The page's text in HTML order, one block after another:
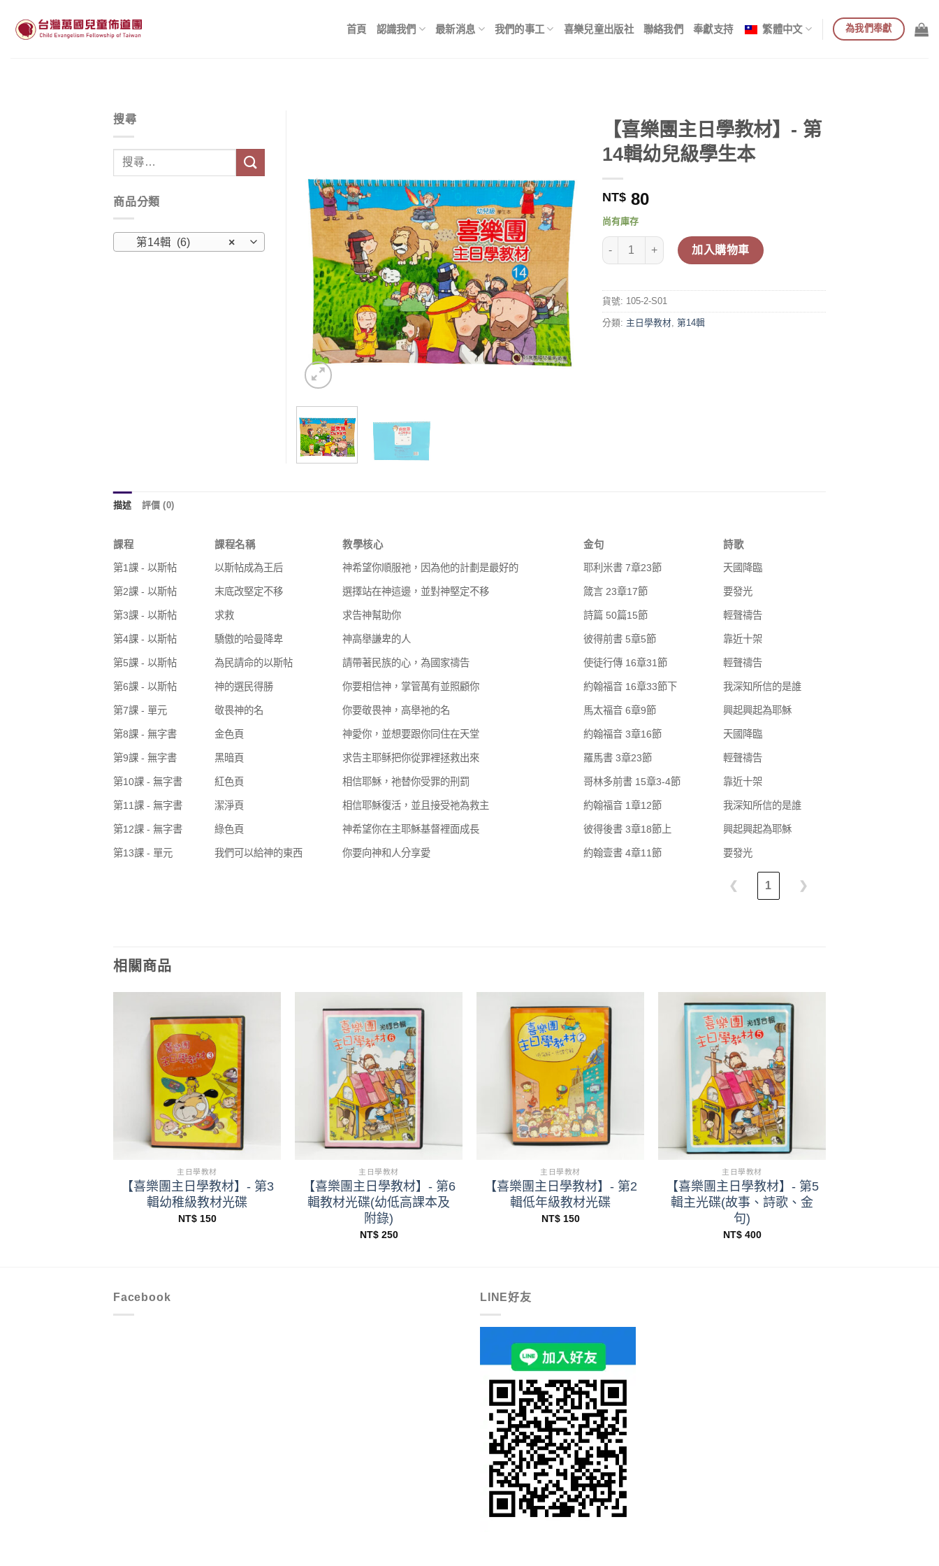
content
首頁 認識我們 最新消息 我們的事工 喜樂兒童出版社 聯絡我們 奉獻支持 繁體中文 為我們奉獻
【喜樂團主日學教材】- 第
14輯幼兒級學生本
NT$ 80
尚有庫存
【喜樂團主日學教材】- 第14輯幼兒級學生本 數量
加入購物車
貨號: 105-2-S01
分類: 主日學教材 第14輯
搜尋
鍵
字:
商品分類
×
第14輯 (6)
描述 評價 (0)
課程 課程名稱 教學核心 金句 詩歌
第1課 - 以斯帖 以斯帖成為王后 神希望你順服祂，因為他的計劃是最好的 耶利米書 7章23節 天國降臨
第2課 - 以斯帖 末底改堅定不移 選擇站在神這邊，並對神堅定不移 箴言 23章17節 要發光
第3課 - 以斯帖 求救 求告神幫助你 詩篇 50篇15節 輕聲禱告
第4課 - 以斯帖 驕傲的哈曼降卑 神高舉謙卑的人 彼得前書 5章5節 靠近十架
第5課 - 以斯帖 為民請命的以斯帖 請帶著民族的心，為國家禱告 使徒行傳 16章31節 輕聲禱告
第6課 - 以斯帖 神的選民得勝 你要相信神，掌管萬有並照顧你 約翰福音 16章33節下 我深知所信的是誰
第7課 - 單元 敬畏神的名 你要敬畏神，高舉祂的名 馬太福音 6章9節 興起興起為耶穌
第8課 - 無字書 金色頁 神愛你，並想要跟你同住在天堂 約翰福音 3章16節 天國降臨
第9課 - 無字書 黑暗頁 求告主耶稣把你從罪裡拯救出來 羅馬書 3章23節 輕聲禱告
第10課 - 無字書 紅色頁 相信耶穌，祂替你受罪的刑罰 哥林多前書 15章3-4節 靠近十架
第11課 - 無字書 潔淨頁 相信耶穌復活，並且接受祂為救主 約翰福音 1章12節 我深知所信的是誰
第12課 - 無字書 綠色頁 神希望你在主耶穌基督裡面成長 彼得後書 3章18節上 興起興起為耶穌
第13課 - 單元 我們可以給神的東西 你要向神和人分享愛 約翰壹書 4章11節 要發光
❮ 1 ❯
相關商品
主日學教材
【喜樂團主日學教材】- 第3
輯幼稚級教材光碟
NT$150
+
主日學教材
【喜樂團主日學教材】- 第6
輯教材光碟(幼低高課本及
附錄)
NT$250
主日學教材
【喜樂團主日學教材】- 第2
輯低年級教材光碟
NT$150
+
主日學教材
【喜樂團主日學教材】- 第5
輯主光碟(故事、詩歌、金
句)
NT$400
Facebook LINE好友